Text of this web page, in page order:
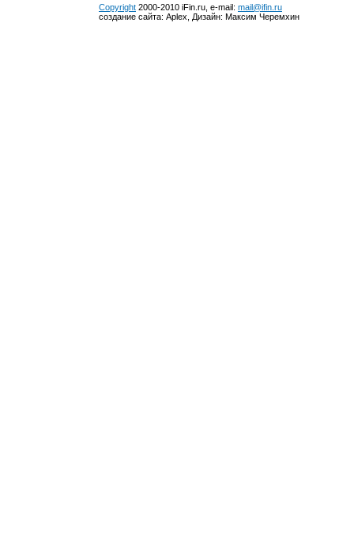
Copyright 2000-2010 iFin.ru, e-mail: mail@ifin.ru
создание сайта: Aplex, Дизайн: Максим Черемхин